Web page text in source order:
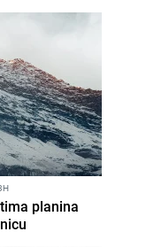
planina